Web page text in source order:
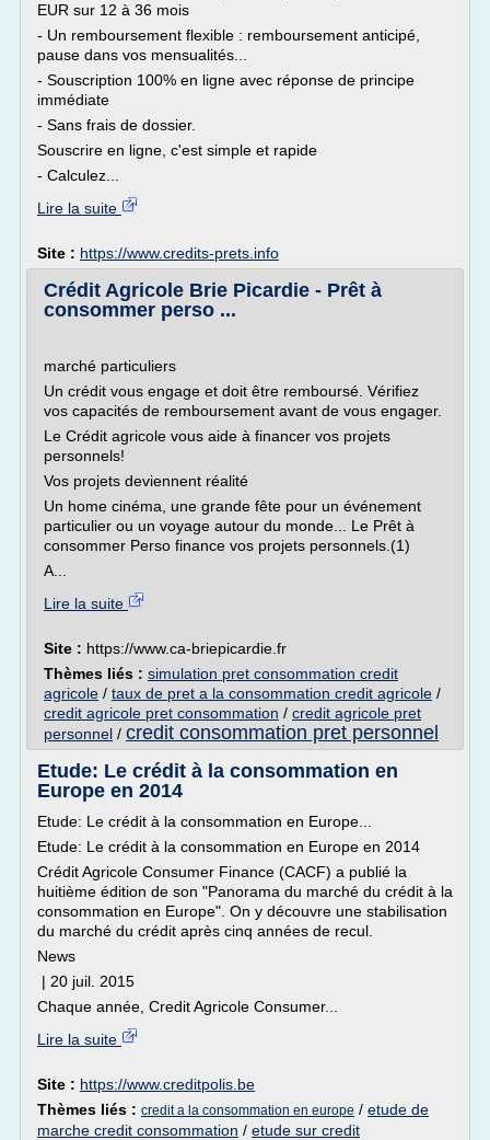
EUR sur 12 à 36 mois
- Un remboursement flexible : remboursement anticipé,
pause dans vos mensualités...
- Souscription 100% en ligne avec réponse de principe
immédiate
- Sans frais de dossier.
Souscrire en ligne, c'est simple et rapide
- Calculez...
Lire la suite
Site : https://www.credits-prets.info
Crédit Agricole Brie Picardie - Prêt à
consommer perso ...
marché particuliers
Un crédit vous engage et doit être remboursé. Vérifiez
vos capacités de remboursement avant de vous engager.
Le Crédit agricole vous aide à financer vos projets
personnels!
Vos projets deviennent réalité
Un home cinéma, une grande fête pour un événement
particulier ou un voyage autour du monde... Le Prêt à
consommer Perso finance vos projets personnels.(1)
A...
Lire la suite
Site : https://www.ca-briepicardie.fr
Thèmes liés : simulation pret consommation credit
agricole / taux de pret a la consommation credit agricole /
credit agricole pret consommation / credit agricole pret
personnel / credit consommation pret personnel
Etude: Le crédit à la consommation en
Europe en 2014
Etude: Le crédit à la consommation en Europe...
Etude: Le crédit à la consommation en Europe en 2014
Crédit Agricole Consumer Finance (CACF) a publié la
huitième édition de son "Panorama du marché du crédit à la
consommation en Europe". On y découvre une stabilisation
du marché du crédit après cinq années de recul.
News
| 20 juil. 2015
Chaque année, Credit Agricole Consumer...
Lire la suite
Site : https://www.creditpolis.be
Thèmes liés : credit a la consommation en europe / etude de
marche credit consommation / etude sur credit